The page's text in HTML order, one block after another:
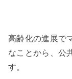
高齢化の進展で
なことから、公
す。